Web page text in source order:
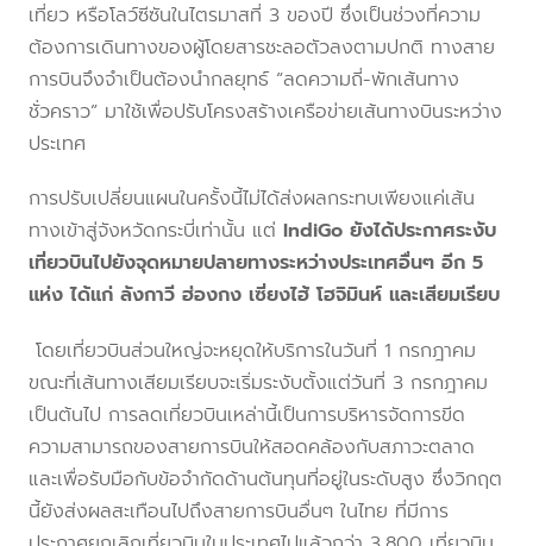
เที่ยว หรือโลว์ซีซันในไตรมาสที่ 3 ของปี ซึ่งเป็นช่วงที่ความ
ต้องการเดินทางของผู้โดยสารชะลอตัวลงตามปกติ ทางสาย
การบินจึงจำเป็นต้องนำกลยุทธ์ “ลดความถี่-พักเส้นทาง
ชั่วคราว” มาใช้เพื่อปรับโครงสร้างเครือข่ายเส้นทางบินระหว่าง
ประเทศ
การปรับเปลี่ยนแผนในครั้งนี้ไม่ได้ส่งผลกระทบเพียงแค่เส้น
ทางเข้าสู่จังหวัดกระบี่เท่านั้น แต่ IndiGo ยังได้ประกาศระงับ
เที่ยวบินไปยังจุดหมายปลายทางระหว่างประเทศอื่นๆ อีก 5
แห่ง ได้แก่ ลังกาวี ฮ่องกง เซี่ยงไฮ้ โฮจิมินห์ และเสียมเรียบ
โดยเที่ยวบินส่วนใหญ่จะหยุดให้บริการในวันที่ 1 กรกฎาคม
ขณะที่เส้นทางเสียมเรียบจะเริ่มระงับตั้งแต่วันที่ 3 กรกฎาคม
เป็นต้นไป การลดเที่ยวบินเหล่านี้เป็นการบริหารจัดการขีด
ความสามารถของสายการบินให้สอดคล้องกับสภาวะตลาด
และเพื่อรับมือกับข้อจำกัดด้านต้นทุนที่อยู่ในระดับสูง ซึ่งวิกฤต
นี้ยังส่งผลสะเทือนไปถึงสายการบินอื่นๆ ในไทย ที่มีการ